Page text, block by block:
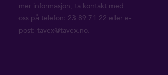
mer informasjon, ta kontakt med
oss på telefon: 23 89 71 22 eller e-
post: tavex@tavex.no.